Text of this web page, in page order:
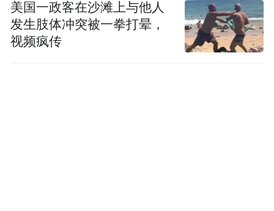
美国一政客在沙滩上与他人
发生肢体冲突被一拳打晕，
视频疯传